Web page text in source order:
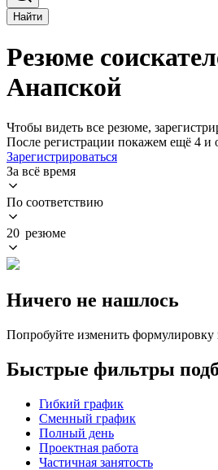
Найти
Резюме
Анапской
Чтобы видеть все резюме,
После регистрации покажем ещё 4 и
Зарегистрироваться
За всё время
По соответствию
20 резюме
Ничего не нашлось
Попробуйте изменить
Быстрые фильтры
Гибкий график
Сменный график
Полный день
Проектная работа
Частичная занятость